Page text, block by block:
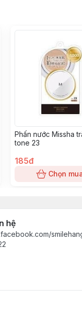
Phấn nước Missha
tone 23
185đ
Chọn
hệ